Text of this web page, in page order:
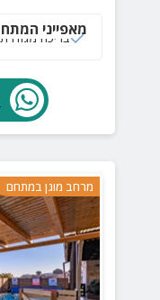
מגודרת המחוממת
מאפייני
בריכה מגודרת
מרחב מוגן במתחם